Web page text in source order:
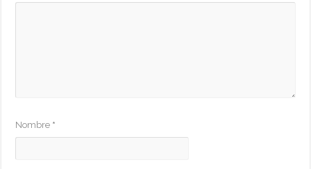
Nombre *